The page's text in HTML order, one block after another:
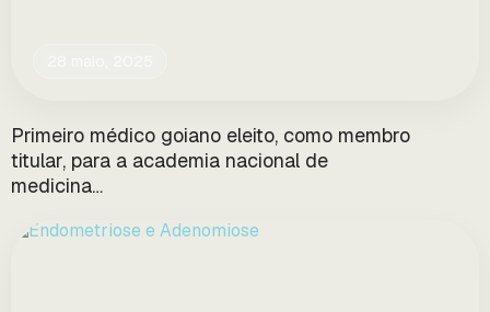
Primeiro médico goiano eleito, como membro
titular, para a academia nacional de
medicina…